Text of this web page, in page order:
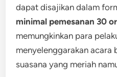
dapat disajikan dalam
minimal pemesanan 30
memungkinkan para
menyelenggarakan acara
suasana yang meriah